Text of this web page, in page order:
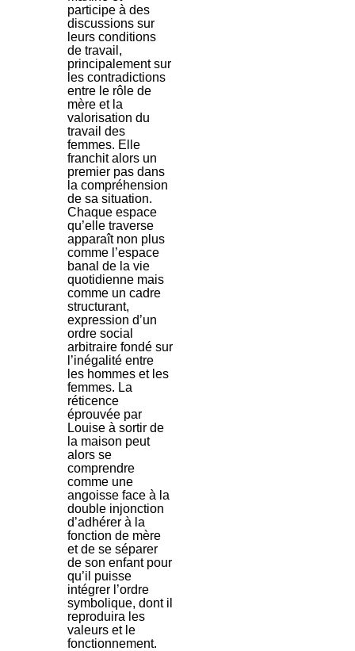
participe à des
discussions sur
leurs conditions
de travail,
principalement sur
les contradictions
entre le rôle de
mère et la
valorisation du
travail des
femmes. Elle
franchit alors un
premier pas dans
la compréhension
de sa situation.
Chaque espace
qu’elle traverse
apparaît non plus
comme l’espace
banal de la vie
quotidienne mais
comme un cadre
structurant,
expression d’un
ordre social
arbitraire fondé sur
l’inégalité entre
les hommes et les
femmes. La
réticence
éprouvée par
Louise à sortir de
la maison peut
alors se
comprendre
comme une
angoisse face à la
double injonction
d’adhérer à la
fonction de mère
et de se séparer
de son enfant pour
qu’il puisse
intégrer l’ordre
symbolique, dont il
reproduira les
valeurs et le
fonctionnement.